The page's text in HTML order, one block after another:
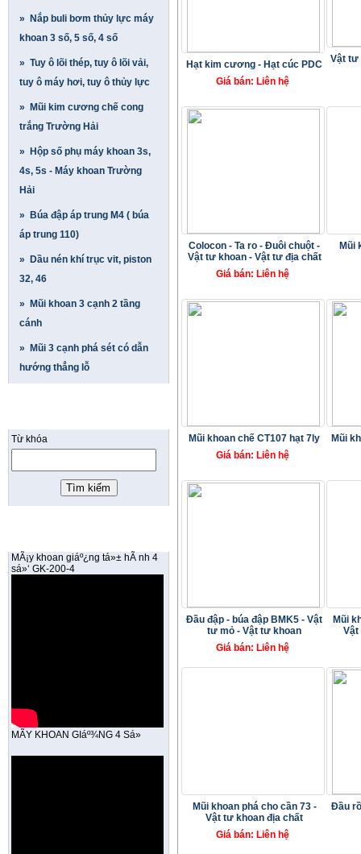
» Nắp buli bơm thủy lực máy
khoan 3 số, 5 số, 4 số
» Tuy ô lõi thép, tuy ô lõi vải,
tuy ô máy hơi, tuy ô thủy lực
» Mũi kim cương chế cong
trắng Trường Hải
» Hộp số phụ máy khoan 3s,
4s, 5s - Máy khoan Trường
Hải
» Búa đập áp trung M4 ( búa
áp trung 110)
» Dầu nén khí trục vit, piston
32, 46
» Mũi khoan 3 cạnh 2 tầng
cánh
» Mũi 3 cạnh phá sét có dẫn
hướng thẳng lỗ
Từ khóa
MÃ¡y khoan giáº¿ng tá»± hÃ nh 4
sá»‘ GK-200-4
MÃY KHOAN GIáº¾NG 4 Sá»
Hạt kim cương - Hạt cúc PDC
Giá bán: Liên hệ
Vật tư
Colocon - Ta ro - Đuôi chuột -
Vật tư khoan - Vật tư địa chất
Giá bán: Liên hệ
Mũi
Mũi khoan chế CT107 hạt 7ly
Giá bán: Liên hệ
Mũi
Đầu đập - búa đập BMK5 - Vật
tư mỏ - Vật tư khoan
Giá bán: Liên hệ
Mũi
Mũi khoan phá cho cần 73 -
Vật tư khoan địa chất
Giá bán: Liên hệ
Đầu